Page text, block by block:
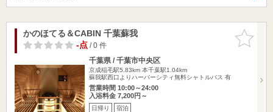
お気に入
りに追加
かのほてる＆CABIN 千葉蘇我
-点/ 0 件
千葉県 / 千葉市中央区
京成稲毛駅5.83km 本千葉駅1.04km
蘇我駅西口よりハーバーシティ無料シャトルバス 有
営業時間 10:00～24:00
入浴料金 7,200円～
日帰り 宿泊